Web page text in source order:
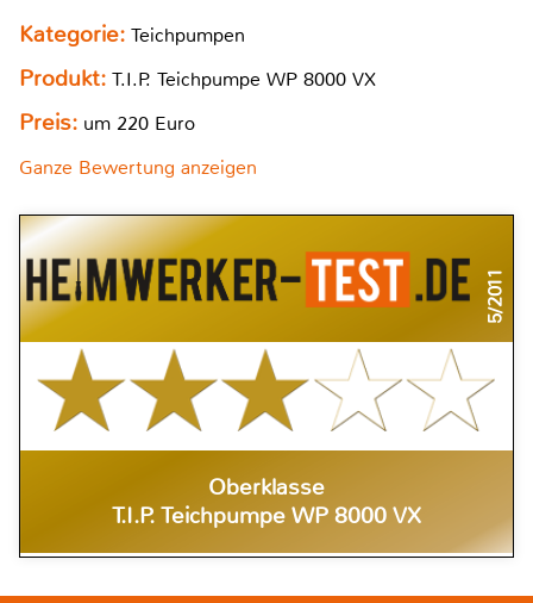
Kategorie: Teichpumpen
Produkt: T.I.P. Teichpumpe WP 8000 VX
Preis: um 220 Euro
Ganze Bewertung anzeigen
5/2011
Oberklasse
T.I.P. Teichpumpe WP 8000 VX